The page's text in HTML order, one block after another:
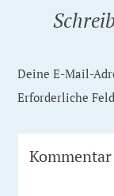
Deine E-Mail-
Erforderliche
Kommentar